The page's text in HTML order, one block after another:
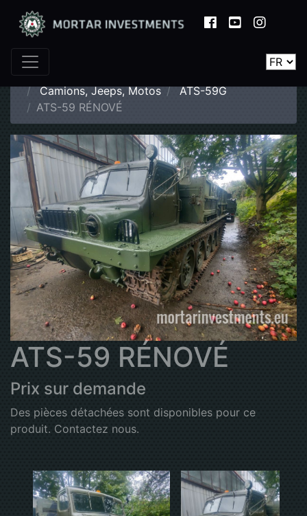
Page d'accueil
Camions, Jeeps, Motos
ATS-59G
ATS-59 RÉNOVÉ
ATS-59 RÉNOVÉ
Prix sur demande
Des pièces détachées sont disponibles pour ce
produit. Contactez nous.